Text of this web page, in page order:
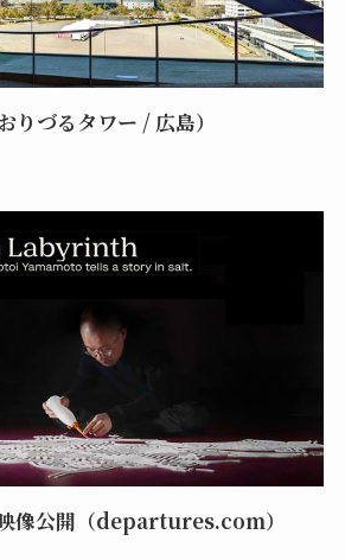
りづるタワー / 広島）
像公開（departures.com）